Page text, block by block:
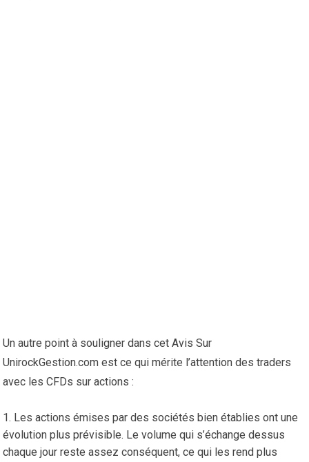
Un autre point à souligner dans cet Avis Sur
UnirockGestion.com est ce qui mérite l’attention des traders
avec les CFDs sur actions :
Les actions émises par des sociétés bien établies ont une
évolution plus prévisible. Le volume qui s’échange dessus
chaque jour reste assez conséquent, ce qui les rend plus